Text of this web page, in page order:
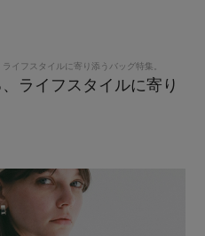
イフスタイルに寄り添うバッグ特集。
ライフスタイルに寄り